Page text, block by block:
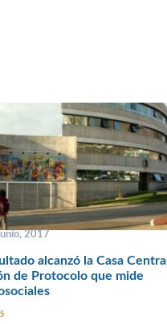
2017
alcanzó la Casa Central
de Protocolo que mide